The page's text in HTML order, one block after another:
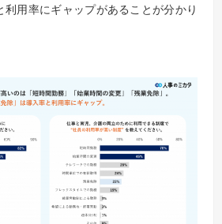
利用率にギャップがあることが分かり